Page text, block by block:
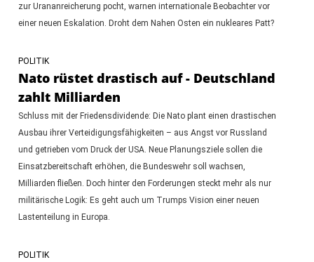
zur Urananreicherung pocht, warnen internationale Beobachter vor
einer neuen Eskalation. Droht dem Nahen Osten ein nukleares Patt?
POLITIK
Nato rüstet drastisch auf - Deutschland
zahlt Milliarden
Schluss mit der Friedensdividende: Die Nato plant einen drastischen
Ausbau ihrer Verteidigungsfähigkeiten – aus Angst vor Russland
und getrieben vom Druck der USA. Neue Planungsziele sollen die
Einsatzbereitschaft erhöhen, die Bundeswehr soll wachsen,
Milliarden fließen. Doch hinter den Forderungen steckt mehr als nur
militärische Logik: Es geht auch um Trumps Vision einer neuen
Lastenteilung in Europa.
POLITIK